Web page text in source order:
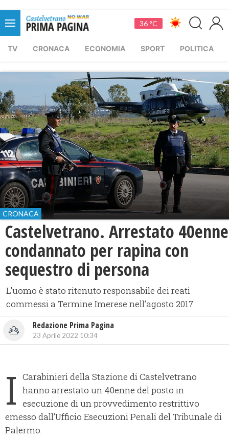
36 °C
TV CRONACA ECONOMIA SPORT POLITICA
CRONACA
Castelvetrano. Arrestato 40enne
condannato per rapina con
sequestro di persona
L’uomo è stato ritenuto responsabile dei reati
commessi a Termine Imerese nell’agosto 2017.
Redazione Prima Pagina
23 Aprile 2022 10:34
I Carabinieri della Stazione di Castelvetrano
hanno arrestato un 40enne del posto in
esecuzione di un provvedimento restrittivo
emesso dall’Ufficio Esecuzioni Penali del Tribunale di
Palermo.